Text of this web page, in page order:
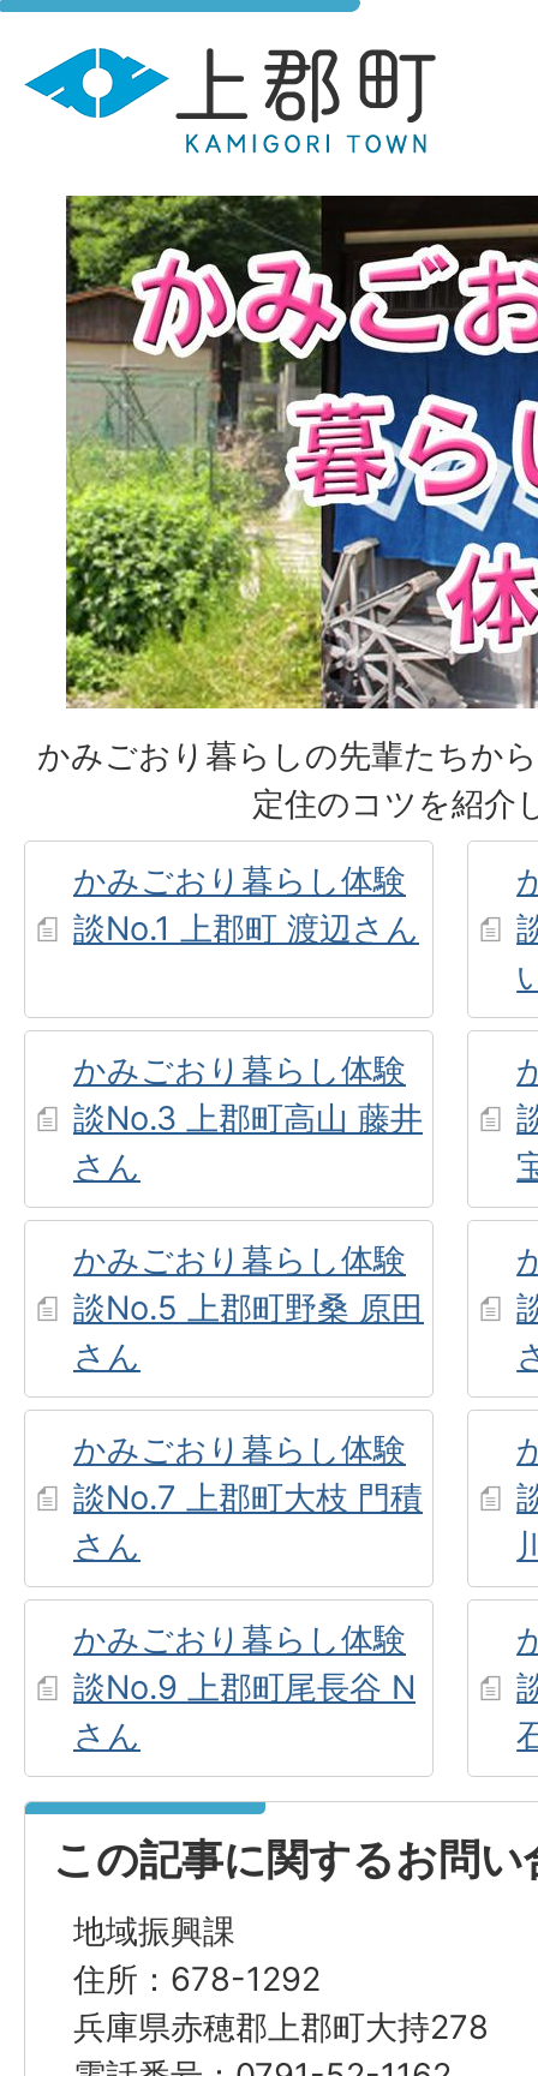
かみごおり暮らしの先輩たちか
定住のコツを紹介
かみごおり暮らし体験
談No.1 上郡町 渡辺さん
かみごおり暮らし体験
談No.3 上郡町高山 藤井
さん
かみごおり暮らし体験
談No.5 上郡町野桑 原田
さん
かみごおり暮らし体験
談No.7 上郡町大枝 門積
さん
かみごおり暮らし体験
談No.9 上郡町尾長谷 N
さん
この記事に関するお問い
地域振興課
住所：678-1292
兵庫県赤穂郡上郡町大持278